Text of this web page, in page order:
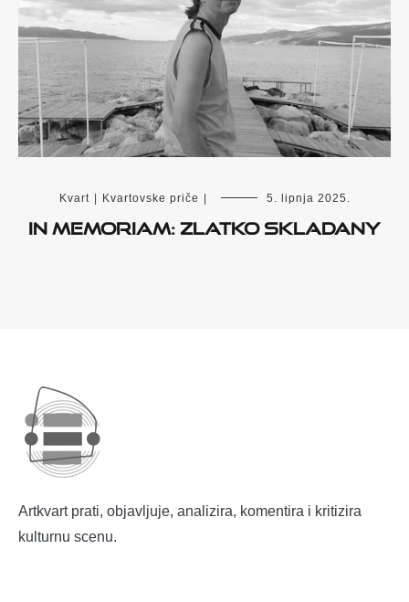
Kvart Kvartovske priče 5. lipnja 2025.
IN MEMORIAM: ZLATKO SKLADANY
Artkvart prati, objavljuje, analizira, komentira i kritizira
kulturnu scenu.